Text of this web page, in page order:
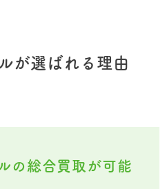
が選ばれる理由
の総合買取が可能